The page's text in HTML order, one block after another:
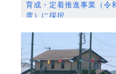
育成・定着推進事業（令
度）に採択